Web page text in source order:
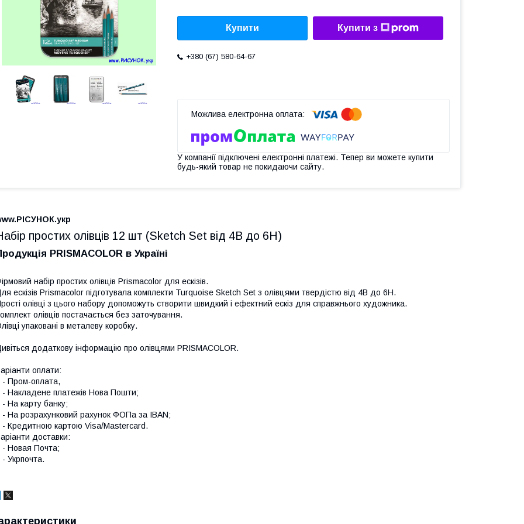
Купити Купити з
+380 (67) 580-64-67
У компанії підключені електронні платежі. Тепер ви можете купити
будь-який товар не покидаючи сайту.
простих олівців 12 шт (Sketch Set від 4B до 6H)
PRISMACOLOR в Україні
набір простих олівців Prismacolor для ескізів.
ескізів Prismacolor підготувала комплекти Turquoise Sketch Set з олівцями твердістю від 4B до 6H.
олівці з цього набору допоможуть створити швидкий і ефектний ескіз для справжнього художника.
олівців постачається без заточування.
упаковані в металеву коробку.
додаткову інформацію про олівцями PRISMACOLOR.
оплати:
оплата,
платежів Нова Пошти;
карту банку;
розрахунковий рахунок ФОПа за IBAN;
картою Visa/Mastercard.
доставки:
Почта;